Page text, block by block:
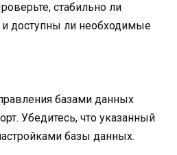
стабильно ли
и доступны ли необходимые
базами данных
Убедитесь, что указанный
базы данных.